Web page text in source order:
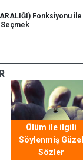
Fonksiyonu ile
Seçmek
Ölüm ile ilgili
Söylenmiş Güzel
Sözler